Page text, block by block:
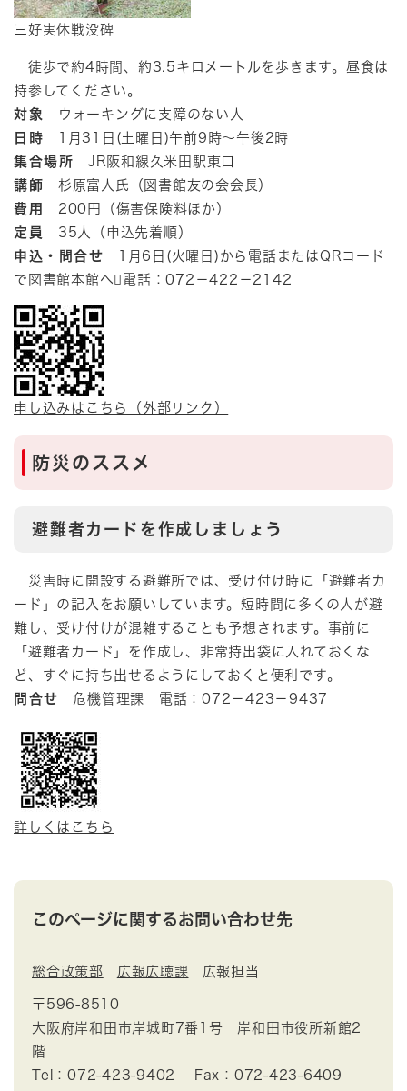
​三好実休戦没碑
徒歩で約4時間、約3.5キロメートルを歩きます。昼食は
持参してください。
対象
ウォーキングに支障のない人
日時 1月31日(土曜日)午前9時～午後2時
集合場所 JR阪和線久米田駅東口
講師 杉原富人氏（図書館友の会会長）
費用
200円（傷害保険料ほか）
定員
35人（申込先着順）
申込・問合せ 1月6日(火曜日)から電話またはQRコード
で図書館本館へ電話：072－422－2142
申し込みはこちら（外部リンク）
防災のススメ
避難者カードを作成しましょう
災害時に開設する避難所では、受け付け時に「避難者カ
ード」の記入をお願いしています。短時間に多くの人が避
難し、受け付けが混雑することも予想されます。事前に
「避難者カード」を作成し、非常持出袋に入れておくな
ど、すぐに持ち出せるようにしておくと便利です。
問合せ 危機管理課 電話：072－423－9437
詳しくはこちら
このページに関するお問い合わせ先
総合政策部 広報広聴課 広報担当
〒596-8510
大阪府岸和田市岸城町7番1号 岸和田市役所新館2
階
Tel：072-423-9402
Fax：072-423-6409